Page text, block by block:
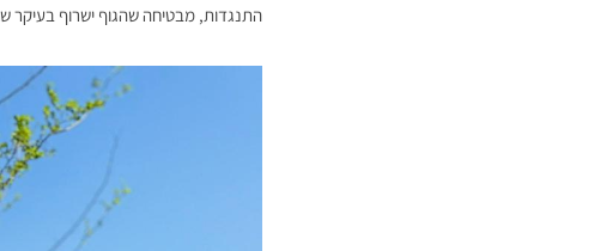
התנגדות, מבטיחה שהגוף ישרוף בעיקר